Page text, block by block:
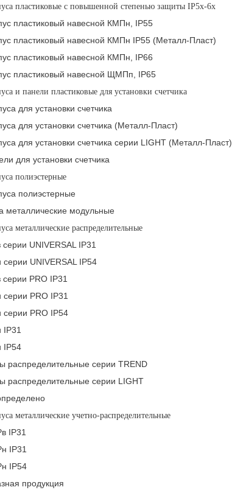
пластиковые с повышенной степенью защиты IP5x-6x
пластиковый навесной КМПн, IP55
пластиковый навесной КМПн IP55 (Металл-Пласт)
пластиковый навесной КМПн, IP66
пластиковый навесной ЩМПп, IP65
и панели пластиковые для установки счетчика
для установки счетчика
для установки счетчика (Металл-Пласт)
для установки счетчика серии LIGHT (Металл-Пласт)
для установки счетчика
полиэстерные
полиэстерные
металлические модульные
металлические распределительные
UNIVERSAL IP31
UNIVERSAL IP54
PRO IP31
PRO IP31
PRO IP54
IP54
распределительные серии TREND
распределительные серии LIGHT
металлические учетно-распределительные
IP31
IP31
IP54
продукция